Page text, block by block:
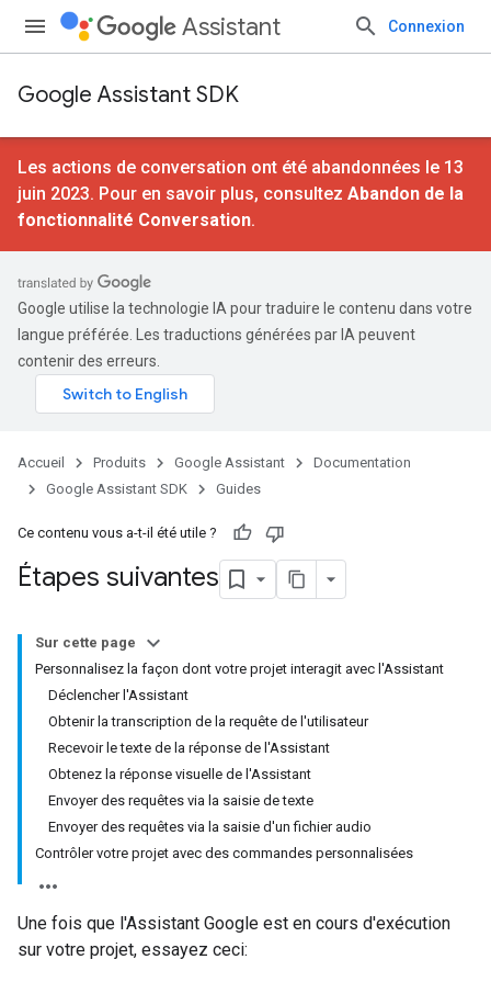
Assistant Connexion
Google Assistant SDK
Les actions de conversation ont été abandonnées le 13
juin 2023. Pour en savoir plus, consultez Abandon de la
fonctionnalité Conversation.
Google utilise la technologie IA pour traduire le contenu dans votre
langue préférée. Les traductions générées par IA peuvent
contenir des erreurs.
Accueil Produits Google Assistant
Documentation
Google Assistant SDK
Guides
Ce contenu vous a-t-il été utile ?
Étapes suivantes
Sur cette page
Personnalisez la façon dont votre projet interagit avec l'Assistant
Déclencher l'Assistant
Obtenir la transcription de la requête de l'utilisateur
Recevoir le texte de la réponse de l'Assistant
Obtenez la réponse visuelle de l'Assistant
Envoyer des requêtes via la saisie de texte
Envoyer des requêtes via la saisie d'un fichier audio
Contrôler votre projet avec des commandes personnalisées
Une fois que l'Assistant Google est en cours d'exécution
sur votre projet, essayez ceci: